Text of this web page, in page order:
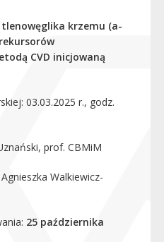
krzemu (a-
CVD inicjowaną
03.03.2025 r., godz.
prof. CBMiM
Walkiewicz-
25 października